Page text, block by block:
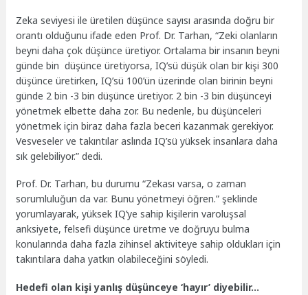
Zeka seviyesi ile üretilen düşünce sayısı arasında doğru bir
orantı olduğunu ifade eden Prof. Dr. Tarhan, “Zeki olanların
beyni daha çok düşünce üretiyor. Ortalama bir insanın beyni
günde bin düşünce üretiyorsa, IQ’sü düşük olan bir kişi 300
düşünce üretirken, IQ’sü 100’ün üzerinde olan birinin beyni
günde 2 bin -3 bin düşünce üretiyor. 2 bin -3 bin düşünceyi
yönetmek elbette daha zor. Bu nedenle, bu düşünceleri
yönetmek için biraz daha fazla beceri kazanmak gerekiyor.
Vesveseler ve takıntılar aslında IQ’sü yüksek insanlara daha
sık gelebiliyor.” dedi.
Prof. Dr. Tarhan, bu durumu “Zekası varsa, o zaman
sorumluluğun da var. Bunu yönetmeyi öğren.” şeklinde
yorumlayarak, yüksek IQ’ye sahip kişilerin varoluşsal
anksiyete, felsefi düşünce üretme ve doğruyu bulma
konularında daha fazla zihinsel aktiviteye sahip oldukları için
takıntılara daha yatkın olabileceğini söyledi.
Hedefi olan kişi yanlış düşünceye ‘hayır’ diyebilir…